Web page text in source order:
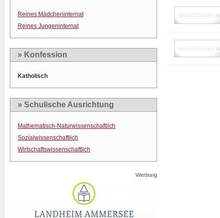
Reines Mädcheninternat
Reines Jungeninternat
» Konfession
Katholisch
» Schulische Ausrichtung
Mathematisch-Naturwissenschaftlich
Sozialwissenschaftlich
Wirtschaftswissenschaftlich
Werbung